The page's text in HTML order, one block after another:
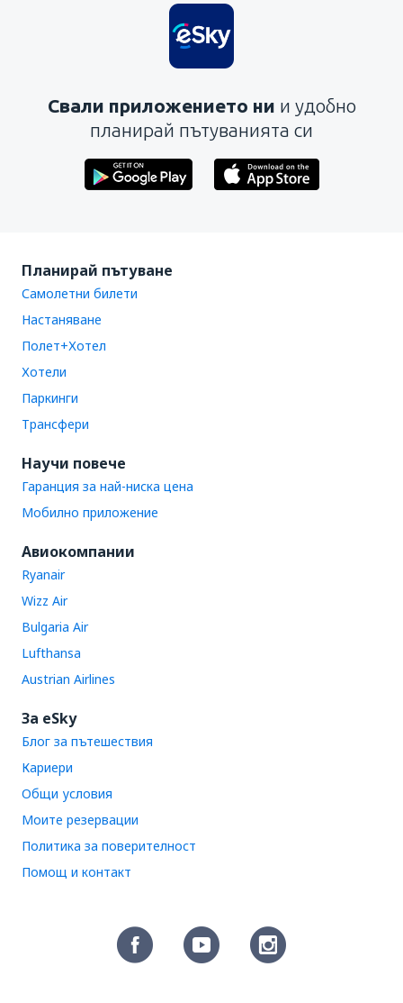
Свали приложението ни и удобно
планирай пътуванията си
Планирай пътуване
Самолетни билети
Настаняване
Полет+Хотел
Хотели
Паркинги
Трансфери
Научи повече
Гаранция за най-ниска цена
Мобилно приложение
Авиокомпании
Ryanair
Wizz Air
Bulgaria Air
Lufthansa
Austrian Airlines
За eSky
Блог за пътешествия
Кариери
Общи условия
Моите резервации
Политика за поверителност
Помощ и контакт